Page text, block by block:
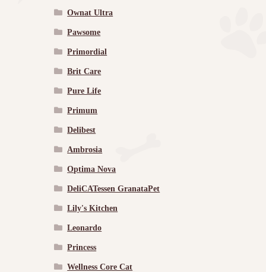
Ownat Ultra
Pawsome
Primordial
Brit Care
Pure Life
Primum
Delibest
Ambrosia
Optima Nova
DeliCATessen GranataPet
Lily's Kitchen
Leonardo
Princess
Wellness Core Cat